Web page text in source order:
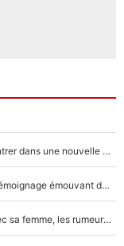
F1 - Alpine signe un accord «impensable» et va entrer dans une nouvelle dimension : Grande nouvelle pour Pierre Gasly !
F1 : « Je lui ai fait un câlin, puis j’ai dû partir...», le témoignage émouvant de Max Verstappen sur sa fille
F1 : Charles Leclerc surpris par les paparazzis avec sa femme, les rumeurs étaient vraies !